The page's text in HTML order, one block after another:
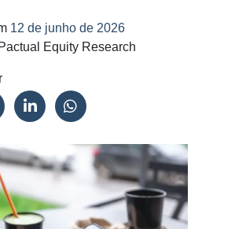
12 de junho de 2026
Equity Research